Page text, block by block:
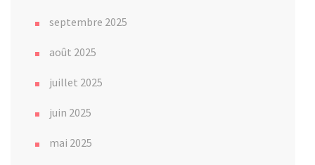
septembre 2025
août 2025
juillet 2025
juin 2025
mai 2025